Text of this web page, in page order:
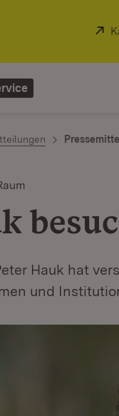
Hauk hat
und